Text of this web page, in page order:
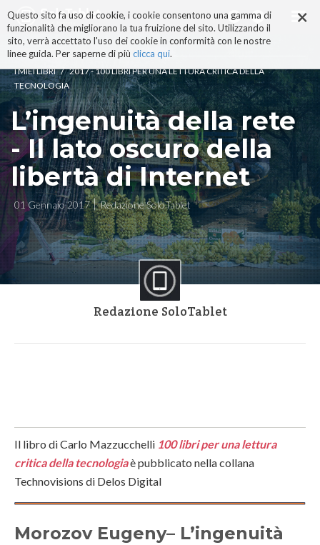
×
Questo sito fa uso di cookie, i cookie consentono una gamma di
funzionalità che migliorano la tua fruizione del sito. Utilizzando il
sito, verrà accettato l'uso dei cookie in conformità con le nostre
linee guida. Per saperne di più clicca qui.
ai
contenuti.
|
alla
navigazione
I MIEI LIBRI / 2017 - 100 LIBRI PER UNA LETTURA CRITICA DELLA
TECNOLOGIA
L’ingenuità della rete
- Il lato oscuro della
libertà di Internet
01 Gennaio 2017 Redazione SoloTablet
Redazione SoloTablet
Il libro di Carlo Mazzucchelli 100 libri per una lettura
critica della tecnologiaè pubblicato nella collana
Technovisions di Delos Digital
Morozov Eugeny– L’ingenuità